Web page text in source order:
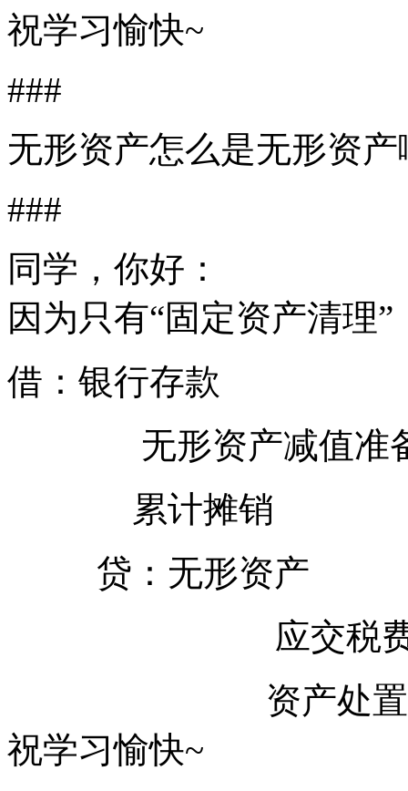
祝学习愉快~
###
无形资产怎么是无形资产
###
同学，你好：
因为只有“固定资产清理
借：银行存款
无形资产减值准
累计摊销
贷：无形资产
应交税费——应
资产处置损益
祝学习愉快~